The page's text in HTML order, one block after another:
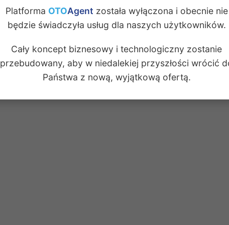
Platforma OTOAgent została wyłączona i obecnie nie
będzie świadczyła usług dla naszych użytkowników.
Cały koncept biznesowy i technologiczny zostanie
przebudowany, aby w niedalekiej przyszłości wrócić
Państwa z nową, wyjątkową ofertą.